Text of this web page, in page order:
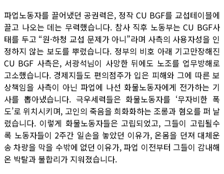
파업노동자를 끌어냈던 공권력은, 정작 CU BGF를 교섭테이블에
끌고 나오는 데는 무력했습니다. 참사 직후 노동부는 CU BGF사
태를 두고 “원·하청 교섭 문제가 아니”라며 사측의 사용자성을 인
정하지 않는 보도를 뿌렸습니다. 정부의 비호 아래 기고만장해진
CU BGF 사측은, 서광석님이 사망한 뒤에도 노조를 업무방해로
고소했습니다. 경제지들도 편의점주가 입은 피해와 그에 따른 보
상책임을 사측이 아닌 파업에 나선 화물노동자에게 전가하는 기
사를 뽑아냈습니다. 극우세력들은 화물노동자를 ‘무자비한 폭
도’로 위치시키며, 고인의 죽음을 희화화하는 조롱과 혐오를 퍼 날
렸습니다. 이렇게 화물노동자들은 고립되었고, 그들이 고립될수
록 노동자들이 2주간 일손을 놓았던 이유가, 온몸을 던져 대체운
송 차량을 막을 수밖에 없던 이유가, 파업 이전부터 그들이 감내해
온 박탈과 불합리가 지워졌습니다.